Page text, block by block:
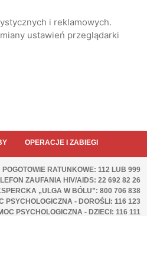
i reklamowych.
ustawień przeglądarki
OPERACJE I ZABIEGI
POGOTOWIE RATUNKOWE: 112 LUB 999
ZAUFANIA HIV/AIDS: 22 692 82 26
„ULGA W BÓLU”: 800 706 838
PSYCHOLOGICZNA - DOROŚLI: 116 123
PSYCHOLOGICZNA - DZIECI: 116 111